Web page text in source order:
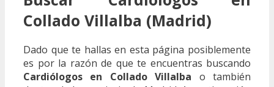
Collado Villalba (Madrid)
Dado que te hallas en esta página posiblemente
es por la razón de que te encuentras buscando
Cardiólogos en Collado Villalba o también